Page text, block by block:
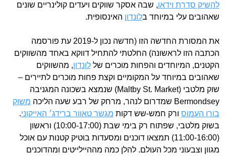
להשיק סדרת וידאו, שבה אסקר שווקים ויעדים קולינריים שונים
שאהובים עלי במיוחד בלונדון האינסופית.
את המסורת החדשה הזו (חדשה נכון ל-2019 עת פורסמה
הכתבה הזו לראשונה) החלטתי להתחיל דווקא באחד מהשווקים
הקטנים, המיוחדים והפחות מוכרים שללונדון, מהשווקים
שאהובים במיוחד על המקומיים וקצת פחות מוכרים לתיירים –
שוק מלטבי (Maltby St. Market) שנמצא בשכונה המגניבה
Bermondsey שמדרום לנהר, מרחק של רבע שעה הליכה
משוק
בורו העמוס ורק חמש-שש דקות מגשר טאוור ברידג׳ האייקוני.
בשוק מלטבי, שפתוח רק בימי שבת (10:00-17:00) וראשון
(11:00-16:00) תמצאו דוכנים ומסעדות בוטיק קטנות עם אוכל
מגוון וצבעוני מכל העולם. להלן כמה מההיילייטים ומהדוכנים